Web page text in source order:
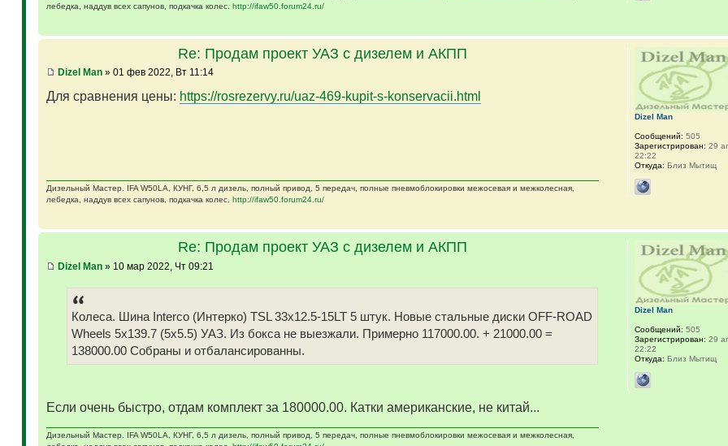
лебедка, наддув всех сапунов, подкачка колес. http://ifaw50.forum24.ru/
Re: Продам проект УАЗ с дизелем и АКПП
Dizel Man» 01 фев 2022, Вт 11:14
Для сравнения цены: https://rosrezervy.ru/uaz-469-kupit-s-konservacii.html
Дизельный Мастер. IFA W50LA, КУНГ, 6,5 л дизель, полный привод, 5 передач, полные пневмоблокировки межосевая и межколесная,
лебедка, наддув всех сапунов, подкачка колес. http://ifaw50.forum24.ru/
Dizel Man
Сообщений: 505
Зарегистрирован: 29
22:22
Откуда: Близ Мытищ
Re: Продам проект УАЗ с дизелем и АКПП
Dizel Man» 10 мар 2022, Чт 09:21
Колеса. Шина Interco (Интерко) TSL 33x12.5-15LT 5 штук. Новые стальные диски OFF-ROAD
Wheels 5x139.7 (5x5.5) УАЗ. Из бокса не выезжали. Примерно 117000.00. + 21000.00 =
138000.00 Собраны и отбалансированны.
Если очень быстро, отдам комплект за 180000.00. Катки американские, не китай...
Дизельный Мастер. IFA W50LA, КУНГ, 6,5 л дизель, полный привод, 5 передач, полные пневмоблокировки межосевая и межколесная,
Dizel Man
Сообщений: 505
Зарегистрирован: 29
22:22
Откуда: Близ Мытищ